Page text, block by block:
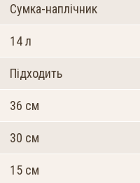
Сумка-наплічник
14 л
Підходить
36 см
30 см
15 см